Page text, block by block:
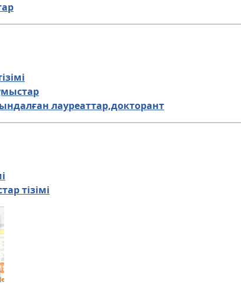
лауреаттар,докторант
тізімі